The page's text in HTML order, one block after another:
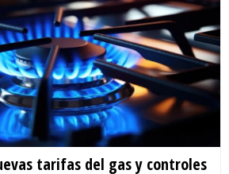
tarifas del gas y controles